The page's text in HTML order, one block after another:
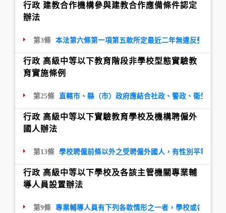
行政 建教合作機構參與建教合作應備條件認定
辦法
第3條 本法第六條第一項第五款所定最近二年無違反勞動法
行政 高級中等以下教育階段非學校型態實驗教
育實施條例
第25條 直轄市、縣（市）政府應結合社政、警政、衛生、
行政 高級中等以下實驗教育學校及機構聘僱外
國人辦法
第13條 學校聘僱前條以外之受聘僱外國人，有性別平等教
行政 高級中等以下學校及各該主管機關專業輔
導人員設置辦法
第9條 專業輔導人員有下列各款情形之一者，學校或各該主